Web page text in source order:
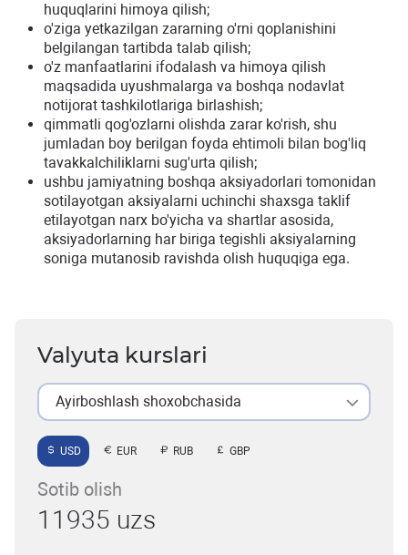
huquqlarini himoya qilish;
o'ziga yetkazilgan zararning o'rni qoplanishini
belgilangan tartibda talab qilish;
o'z manfaatlarini ifodalash va himoya qilish
maqsadida uyushmalarga va boshqa nodavlat
notijorat tashkilotlariga birlashish;
qimmatli qog'ozlarni olishda zarar ko'rish, shu
jumladan boy berilgan foyda ehtimoli bilan bog'liq
tavakkalchiliklarni sug'urta qilish;
ushbu jamiyatning boshqa aksiyadorlari tomonidan
sotilayotgan aksiyalarni uchinchi shaxsga taklif
etilayotgan narx bo'yicha va shartlar asosida,
aksiyadorlarning har biriga tegishli aksiyalarning
soniga mutanosib ravishda olish huquqiga ega.
Valyuta kurslari
Ayirboshlash shoxobchasida
USD EUR RUB GBP
Sotib olish
11935 uzs